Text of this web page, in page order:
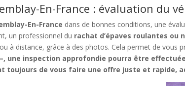
En-France : évaluation du
En-France dans de bonnes conditions, une
un professionnel du rachat d’épaves roulantes ou
à distance, grâce à des photos. Cela permet de
une inspection approfondie pourra être
toujours de vous faire une offre juste et rapide,